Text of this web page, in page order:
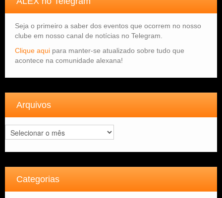
Seja o primeiro a saber dos eventos que ocorrem no nosso
clube em nosso canal de notícias no Telegram.
Clique aqui para manter-se atualizado sobre tudo que
acontece na comunidade alexana!
Arquivos
Arquivos
Categorias